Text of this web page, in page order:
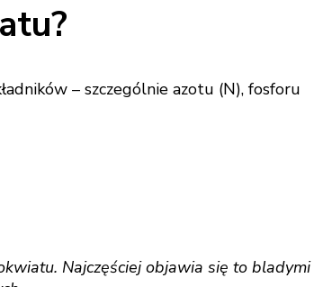
– szczególnie azotu (N), fosforu
Najczęściej objawia się to bladymi